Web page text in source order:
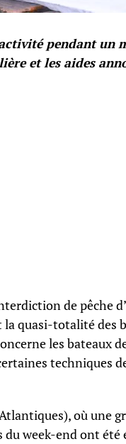
pendant un
et les aides
de pêche
quasi-totalité des
les bateaux
techniques
où une
du week-end ont